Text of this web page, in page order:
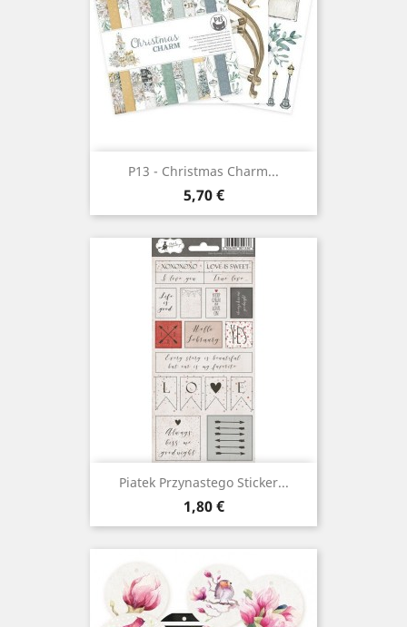
P13 - Christmas Charm...
Prix
5,70 €
Piatek Przynastego Sticker...
Prix
1,80 €